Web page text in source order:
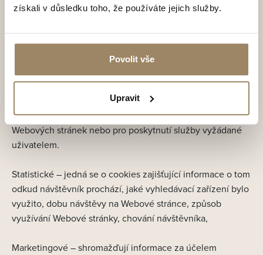
získali v důsledku toho, že používáte jejich služby.
Povolit vše
Upravit
dalším osobám, které se účastní prodeje nebo koupě
Typy cookies podle jejich funkce
Webové stránky používá následující typy cookies z
Nutné – jedná se o cookies nezbytné pro fungování
Webových stránek nebo pro poskytnutí služby vyžádané
uživatelem.
Statistické – jedná se o cookies zajišťující informace o tom
odkud návštěvník prochází, jaké vyhledávací zařízení bylo
využito, dobu návštěvy na Webové stránce, způsob
využívání Webové stránky, chování návštěvníka,
Marketingové – shromažďují informace za účelem